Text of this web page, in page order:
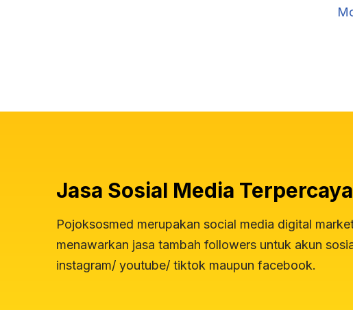
Jasa Sosial Media
Pojoksosmed merupakan social media digital
menawarkan jasa tambah followers untuk akun
instagram/ youtube/ tiktok maupun facebook.